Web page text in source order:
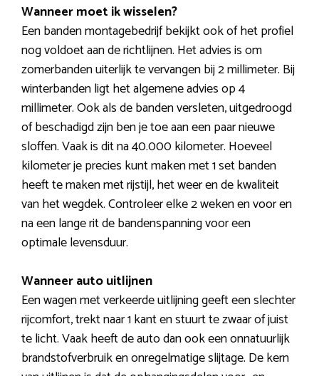
Wanneer moet ik wisselen?
Een banden montagebedrijf bekijkt ook of het profiel
nog voldoet aan de richtlijnen. Het advies is om
zomerbanden uiterlijk te vervangen bij 2 millimeter. Bij
winterbanden ligt het algemene advies op 4
millimeter. Ook als de banden versleten, uitgedroogd
of beschadigd zijn ben je toe aan een paar nieuwe
sloffen. Vaak is dit na 40.000 kilometer. Hoeveel
kilometer je precies kunt maken met 1 set banden
heeft te maken met rijstijl, het weer en de kwaliteit
van het wegdek. Controleer elke 2 weken en voor en
na een lange rit de bandenspanning voor een
optimale levensduur.
Wanneer auto uitlijnen
Een wagen met verkeerde uitlijning geeft een slechter
rijcomfort, trekt naar 1 kant en stuurt te zwaar of juist
te licht. Vaak heeft de auto dan ook een onnatuurlijk
brandstofverbruik en onregelmatige slijtage. De kern